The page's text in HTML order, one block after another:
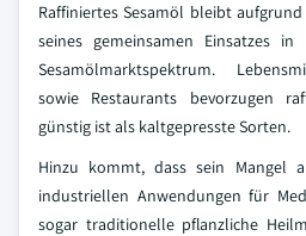
Raffiniertes Sesamöl bleibt
seines gemeinsamen Einsatzes
Sesamölmarktspektrum.
sowie Restaurants bevorzugen
günstig ist als kaltgepresste Sorten.
Hinzu kommt, dass sein Mangel
industriellen Anwendungen für
sogar traditionelle pflanzliche